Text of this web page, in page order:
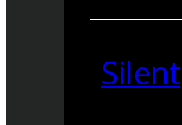
Silent